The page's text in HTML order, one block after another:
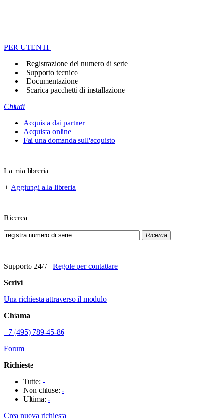
PER UTENTI
Registrazione del numero di serie
Supporto tecnico
Documentazione
Scarica pacchetti di installazione
Chiudi
Acquista dai partner
Acquista online
Fai una domanda sull'acquisto
La mia libreria
+ Aggiungi alla libreria
Ricerca
Ricerca
Supporto 24/7 | Regole per contattare
Scrivi
Una richiesta attraverso il modulo
Chiama
+7 (495) 789-45-86
Forum
Richieste
Tutte: -
Non chiuse: -
Ultima: -
Crea nuova richiesta